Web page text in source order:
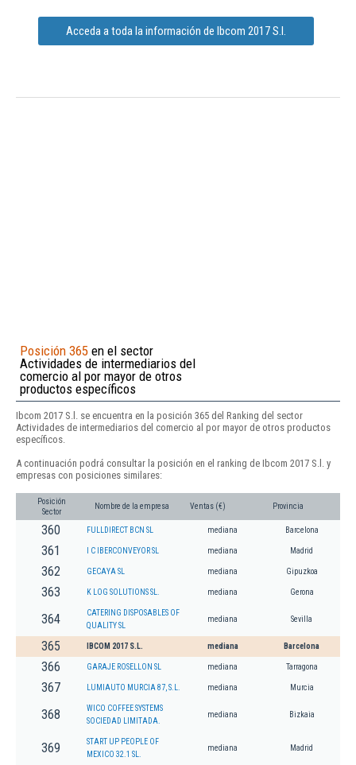
Acceda a toda la información de Ibcom 2017 S.l.
Posición 365 en el sector
Actividades de intermediarios del
comercio al por mayor de otros
productos específicos
Ibcom 2017 S.l. se encuentra en la posición 365 del Ranking del sector
Actividades de intermediarios del comercio al por mayor de otros productos
específicos.
A continuación podrá consultar la posición en el ranking de Ibcom 2017 S.l. y
empresas con posiciones similares:
Posición
Sector
Nombre de la empresa Ventas (€) Provincia
360 FULLDIRECT BCN SL mediana Barcelona
361 I C IBERCONVEYOR SL mediana Madrid
362 GECAYA SL mediana Gipuzkoa
363 K LOG SOLUTIONS SL. mediana Gerona
364
CATERING DISPOSABLES OF
QUALITY SL
mediana Sevilla
365 IBCOM 2017 S.L. mediana Barcelona
366 GARAJE ROSELLON SL mediana Tarragona
367 LUMIAUTO MURCIA 87, S.L. mediana Murcia
368
WICO COFFEE SYSTEMS
SOCIEDAD LIMITADA.
mediana Bizkaia
369
START UP PEOPLE OF
MEXICO 32.1 SL.
mediana Madrid